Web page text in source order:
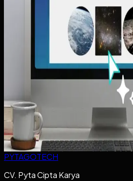
Panduan menyusun website
lokal agar headline, CTA, dan
benar memicu calon klien bertanya.
Website Multi-Cabang dan
Menjelaskan Cakupan Kota
Panduan menjelaskan area layanan
website bisnis tanpa membuat
penuh, atau membingungkan calon
Baca artikel ->
PYTAGOTECH
CV. Pyta Cipta Karya